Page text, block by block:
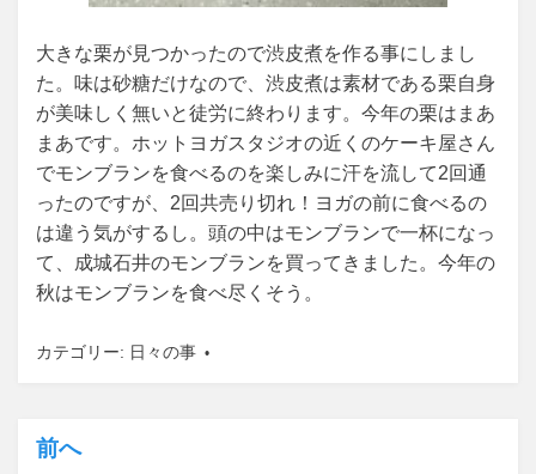
大きな栗が見つかったので渋皮煮を作る事にしまし
た。味は砂糖だけなので、渋皮煮は素材である栗自身
が美味しく無いと徒労に終わります。今年の栗はまあ
まあです。ホットヨガスタジオの近くのケーキ屋さん
でモンブランを食べるのを楽しみに汗を流して2回通
ったのですが、2回共売り切れ！ヨガの前に食べるの
は違う気がするし。頭の中はモンブランで一杯になっ
て、成城石井のモンブランを買ってきました。今年の
秋はモンブランを食べ尽くそう。
カテゴリー: 日々の事
投
前へ